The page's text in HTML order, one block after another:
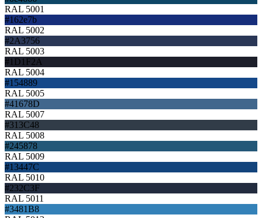
RAL 5001
#162e7b
RAL 5002
#2A3756
RAL 5003
#1D1F2A
RAL 5004
#154889
RAL 5005
#41678D
RAL 5007
#313C48
RAL 5008
#245878
RAL 5009
#13447C
RAL 5010
#232C3F
RAL 5011
#3481B8